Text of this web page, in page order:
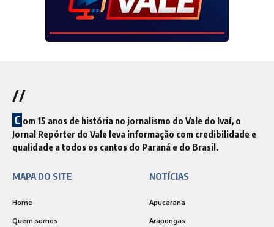
//
C om 15 anos de história no jornalismo do Vale do Ivaí, o
Jornal Repórter do Vale leva informação com credibilidade e
qualidade a todos os cantos do Paraná e do Brasil.
MAPA DO SITE
Home
Quem somos
NOTÍCIAS
Apucarana
Arapongas